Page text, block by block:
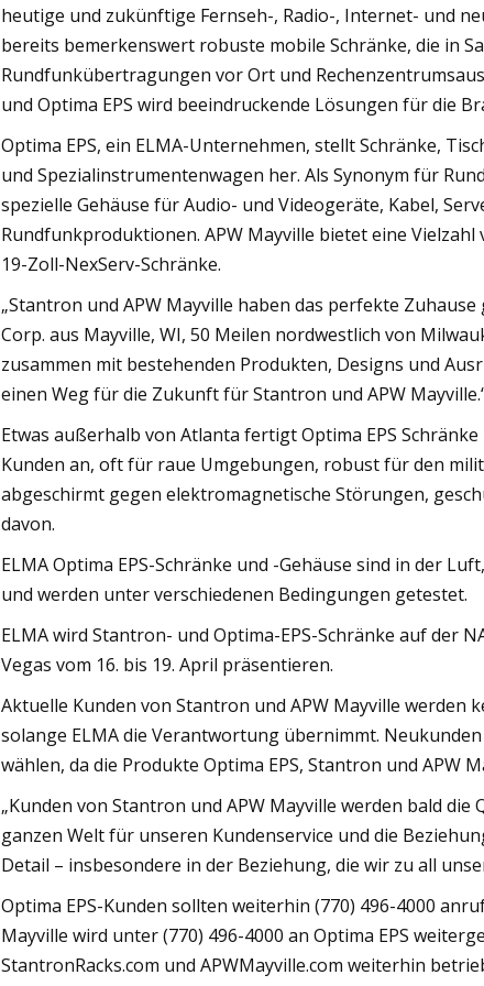
heutige und zukünftige Fernseh-, Radio-, Internet- und
bereits bemerkenswert robuste mobile Schränke, die in
Rundfunkübertragungen vor Ort und
und Optima EPS wird beeindruckende Lösungen für die
Optima EPS, ein ELMA-Unternehmen, stellt Schränke,
und Spezialinstrumentenwagen her. Als Synonym für
spezielle Gehäuse für Audio- und Videogeräte, Kabel,
Rundfunkproduktionen. APW Mayville bietet eine
19-Zoll-NexServ-Schränke.
„Stantron und APW Mayville haben das perfekte
Corp. aus Mayville, WI, 50 Meilen nordwestlich von
zusammen mit bestehenden Produkten, Designs und
einen Weg für die Zukunft für Stantron und APW
Etwas außerhalb von Atlanta fertigt Optima EPS
Kunden an, oft für raue Umgebungen, robust für den
abgeschirmt gegen elektromagnetische Störungen,
davon.
ELMA Optima EPS-Schränke und -Gehäuse sind in der
und werden unter verschiedenen Bedingungen getestet.
ELMA wird Stantron- und Optima-EPS-Schränke auf der
Vegas vom 16. bis 19. April präsentieren.
Aktuelle Kunden von Stantron und APW Mayville werden
solange ELMA die Verantwortung übernimmt.
wählen, da die Produkte Optima EPS, Stantron und APW
„Kunden von Stantron und APW Mayville werden bald die
ganzen Welt für unseren Kundenservice und die
Detail – insbesondere in der Beziehung, die wir zu all
Optima EPS-Kunden sollten weiterhin (770) 496-4000
Mayville wird unter (770) 496-4000 an Optima EPS
StantronRacks.com und APWMayville.com weiterhin